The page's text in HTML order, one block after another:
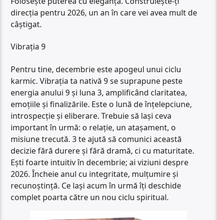
direcția pentru 2026, un an în care vei avea mult de
câștigat.
Vibrația 9
Pentru tine, decembrie este apogeul unui ciclu
karmic. Vibrația ta nativă 9 se suprapune peste
energia anului 9 și luna 3, amplificând claritatea,
emoțiile și finalizările. Este o lună de înțelepciune,
introspecție și eliberare. Trebuie să lași ceva
important în urmă: o relație, un atașament, o
misiune trecută. 3 te ajută să comunici această
decizie fără durere și fără dramă, ci cu maturitate.
Ești foarte intuitiv în decembrie; ai viziuni despre
2026. Încheie anul cu integritate, mulțumire și
recunoștință. Ce lași acum în urmă îți deschide
complet poarta către un nou ciclu spiritual.